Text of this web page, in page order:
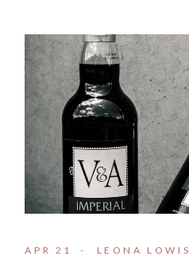
APR 21 LEONA LOWIS